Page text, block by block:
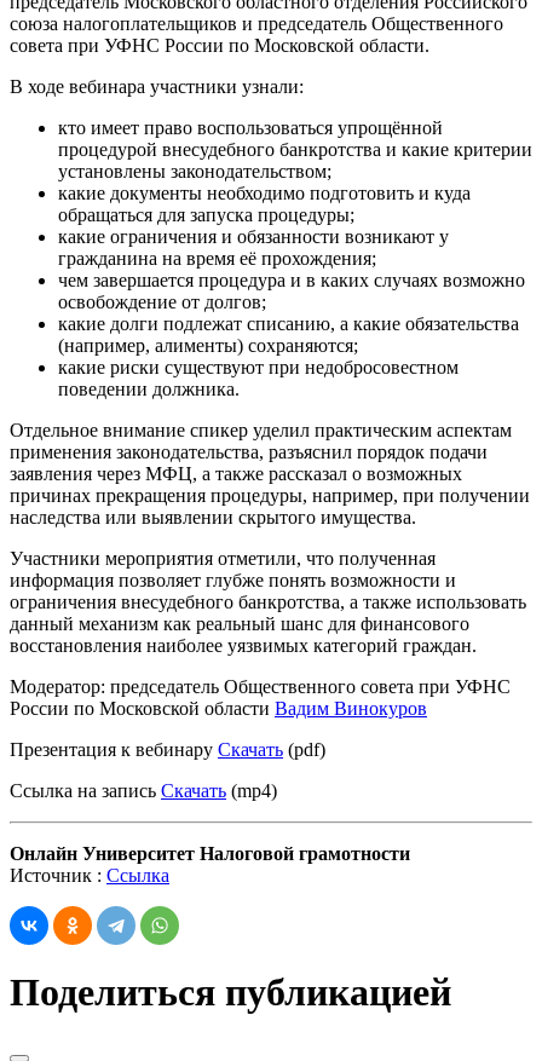
союза налогоплательщиков и председатель Общественного
совета при УФНС России по Московской области.
В ходе вебинара участники узнали:
кто имеет право воспользоваться упрощённой
процедурой внесудебного банкротства и какие критерии
установлены законодательством;
какие документы необходимо подготовить и куда
обращаться для запуска процедуры;
какие ограничения и обязанности возникают у
гражданина на время её прохождения;
чем завершается процедура и в каких случаях возможно
освобождение от долгов;
какие долги подлежат списанию, а какие обязательства
(например, алименты) сохраняются;
какие риски существуют при недобросовестном
поведении должника.
Отдельное внимание спикер уделил практическим аспектам
применения законодательства, разъяснил порядок подачи
заявления через МФЦ, а также рассказал о возможных
причинах прекращения процедуры, например, при получении
наследства или выявлении скрытого имущества.
Участники мероприятия отметили, что полученная
информация позволяет глубже понять возможности и
ограничения внесудебного банкротства, а также использовать
данный механизм как реальный шанс для финансового
восстановления наиболее уязвимых категорий граждан.
Модератор: председатель Общественного совета при УФНС
России по Московской области Вадим Винокуров
Презентация к вебинару Скачать (pdf)
Ссылка на запись Скачать (mp4)
Онлайн Университет Налоговой грамотности
Источник : Ссылка
Поделиться публикацией